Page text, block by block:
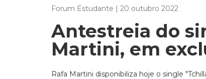
Forum Estudante | 20 outubro 2022
Antestreia do
Martini, em
Rafa Martini disponibiliza hoje o single